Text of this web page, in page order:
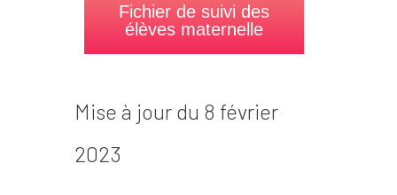
Fichier de suivi des
élèves maternelle
Mise à jour du 8 février
2023